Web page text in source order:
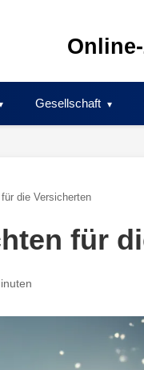
Gesellschaft
die Versicherten
für